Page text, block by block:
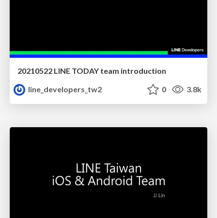
20210522 LINE TODAY team introduction
line_developers_tw2
0 3.8k